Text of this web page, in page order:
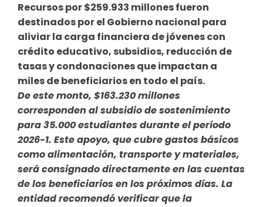
Recursos por $259.933 millones fueron
destinados por el Gobierno nacional para
aliviar la carga financiera de jóvenes con
crédito educativo, subsidios, reducción de
tasas y condonaciones que impactan a
miles de beneficiarios en todo el país.
De este monto, $163.230 millones
corresponden al subsidio de sostenimiento
para 35.000 estudiantes durante el período
2026-1. Este apoyo, que cubre gastos básicos
como alimentación, transporte y materiales,
será consignado directamente en las cuentas
de los beneficiarios en los próximos días. La
entidad recomendó verificar que la